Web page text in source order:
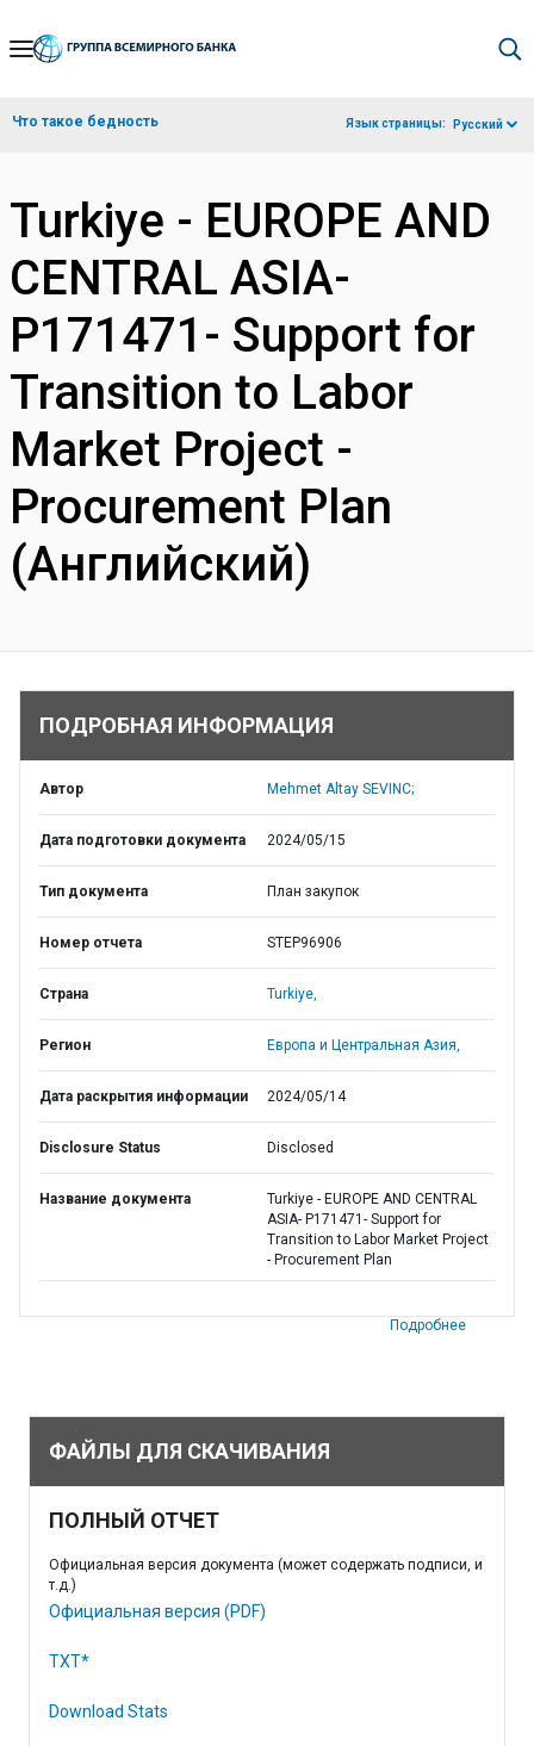
Skip
Navigation
Что такое бедность Язык страницы: Русский
Turkiye - EUROPE AND
CENTRAL ASIA-
P171471- Support for
Transition to Labor
Market Project -
Procurement Plan
(Английский)
ПОДРОБНАЯ ИНФОРМАЦИЯ
Автор Mehmet Altay SEVINC;
Дата подготовки документа 2024/05/15
Тип документа План закупок
Номер отчета STEP96906
Страна Turkiye,
Регион Европа и Центральная Азия,
Дата раскрытия информации 2024/05/14
Disclosure Status Disclosed
Название документа
Turkiye - EUROPE AND CENTRAL
ASIA- P171471- Support for
Transition to Labor Market Project
- Procurement Plan
Подробнее
ФАЙЛЫ ДЛЯ СКАЧИВАНИЯ
ПОЛНЫЙ ОТЧЕТ
Официальная версия документа (может содержать подписи, и
т.д.)
Официальная версия (PDF)
TXT*
Download Stats